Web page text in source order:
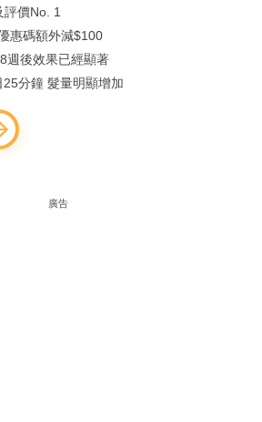
價No. 1
惠碼額外減$100
週後效果已經顯著
分鐘 髮量明顯增加
廣告